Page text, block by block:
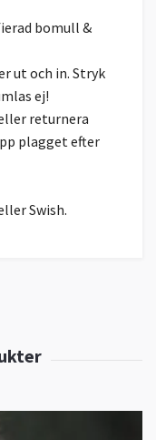
bomull &
ut och in. Stryk
ej!
returnera
plagget efter
Swish.